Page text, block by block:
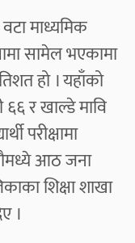
माध्यमिक
सामेल भएकामा
हो । यहाँको
र खाल्डे मावि
परीक्षामा
आठ जना
शिक्षा शाखा
।